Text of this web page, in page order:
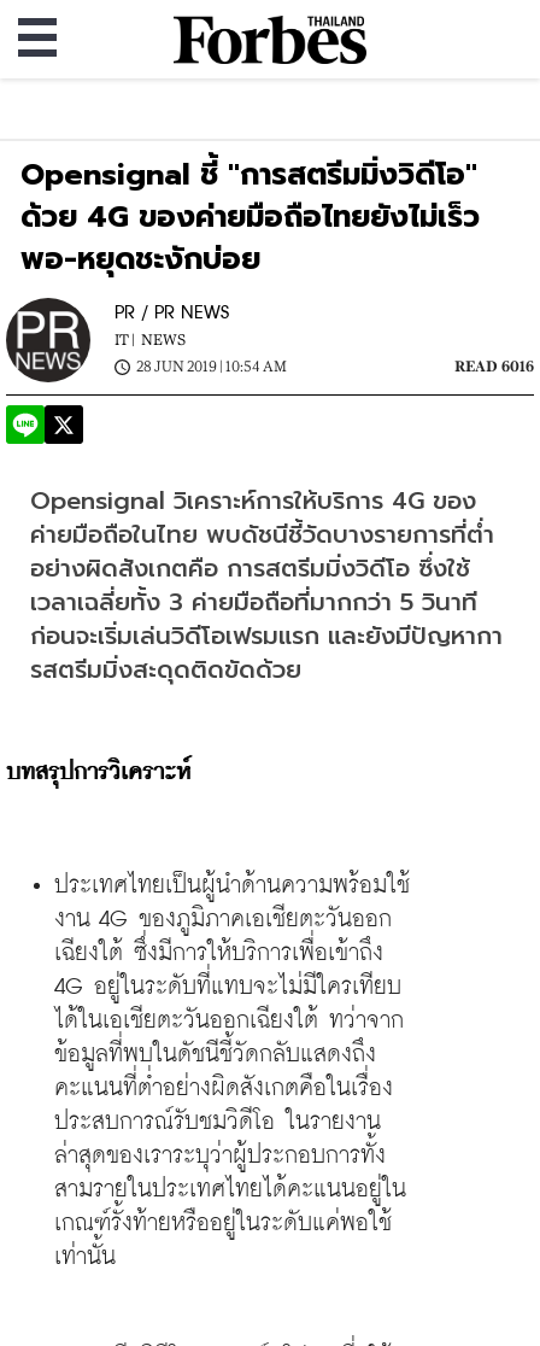
Opensignal ชี้ "การสตรีมมิ่งวิดีโอ"
ด้วย 4G ของค่ายมือถือไทยยังไม่เร็ว
พอ-หยุดชะงักบ่อย
PR / PR NEWS
IT |
NEWS
28 JUN 2019 | 10:54 AM
READ 6016
Opensignal วิเคราะห์การให้บริการ 4G ของ
ค่ายมือถือในไทย พบดัชนีชี้วัดบางรายการที่ต่ำ
อย่างผิดสังเกตคือ การสตรีมมิ่งวิดีโอ ซึ่งใช้
เวลาเฉลี่ยทั้ง 3 ค่ายมือถือที่มากกว่า 5 วินาที
ก่อนจะเริ่มเล่นวิดีโอเฟรมแรก และยังมีปัญหากา
รสตรีมมิ่งสะดุดติดขัดด้วย
บทสรุปการวิเคราะห์
ประเทศไทยเป็นผู้นำด้านความพร้อมใช้
งาน 4G ของภูมิภาคเอเชียตะวันออก
เฉียงใต้ ซึ่งมีการให้บริการเพื่อเข้าถึง
4G อยู่ในระดับที่แทบจะไม่มีใครเทียบ
ได้ในเอเชียตะวันออกเฉียงใต้ ทว่าจาก
ข้อมูลที่พบในดัชนีชี้วัดกลับแสดงถึง
คะแนนที่ต่ำอย่างผิดสังเกตคือในเรื่อง
ประสบการณ์รับชมวิดีโอ ในรายงาน
ล่าสุดของเราระบุว่าผู้ประกอบการทั้ง
สามรายในประเทศไทยได้คะแนนอยู่ใน
เกณฑ์รั้งท้ายหรืออยู่ในระดับแค่พอใช้
เท่านั้น